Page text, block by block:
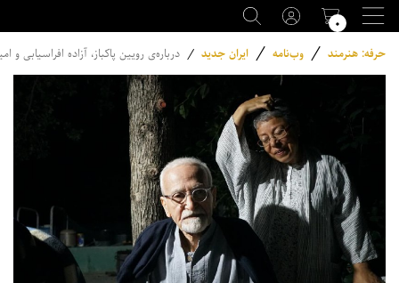
۰
حرفه: هنرمند / وب‌نامه / ایران جدید / درباره‌ی رویین پاکباز، آزاده افراسیابی و